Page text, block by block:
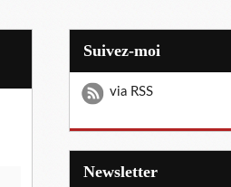
Suivez-moi
via RSS
Newsletter